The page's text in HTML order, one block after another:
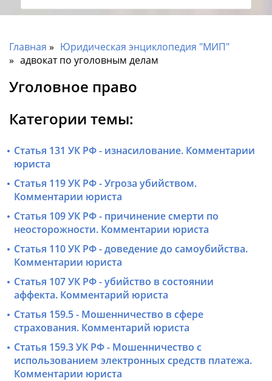
Главная
Юридическая энциклопедия "МИП"
адвокат по уголовным делам
Уголовное право
Категории темы:
Статья 131 УК РФ - изнасилование. Комментарии
юриста
Статья 119 УК РФ - Угроза убийством.
Комментарии юриста
Статья 109 УК РФ - причинение смерти по
неосторожности. Комментарии юриста
Статья 110 УК РФ - доведение до самоубийства.
Комментарии юриста
Статья 107 УК РФ - убийство в состоянии
аффекта. Комментарий юриста
Статья 159.5 - Мошенничество в сфере
страхования. Комментарий юриста
Статья 159.3 УК РФ - Мошенничество с
использованием электронных средств платежа.
Комментарии юриста